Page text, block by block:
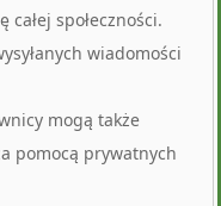
społeczności.
wiadomości
mogą także
pomocą prywatnych